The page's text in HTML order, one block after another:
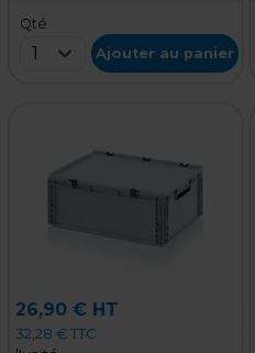
Qté
1 Ajouter au panier
26,90 € HT
32,28 € TTC